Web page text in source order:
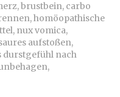
,brustbein, carbo
,homöopathische
, nux vomica,
aufstoßen,
durstgefühl nach
,